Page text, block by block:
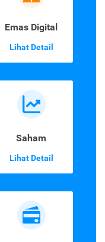
Emas Digital
Lihat Detail
Saham
Lihat Detail